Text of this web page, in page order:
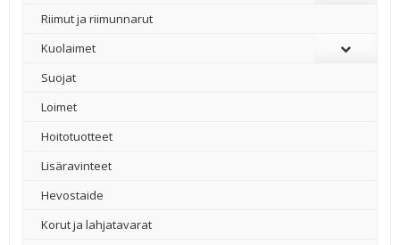
Riimut ja riimunnarut
Kuolaimet
Suojat
Loimet
Hoitotuotteet
Lisäravinteet
Hevostaide
Korut ja lahjatavarat